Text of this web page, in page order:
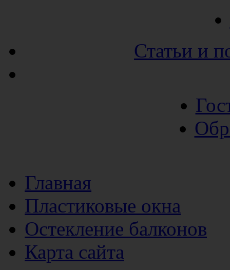
Статьи и
Главная
Пластиковые окна
Остекление балконов
Карта сайта